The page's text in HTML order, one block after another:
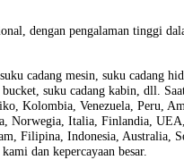
dengan pengalaman tinggi
cadang mesin, suku cadang
suku cadang kabin, dll.
Kolombia, Venezuela, Peru,
Norwegia, Italia, Finlandia,
Filipina, Indonesia, Australia,
dan kepercayaan besar.